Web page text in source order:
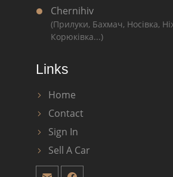
Chernihiv
(Прилуки, Бахмач, Носівка,
Корюківка...)
Links
Home
Contact
Sign In
Sell A Car